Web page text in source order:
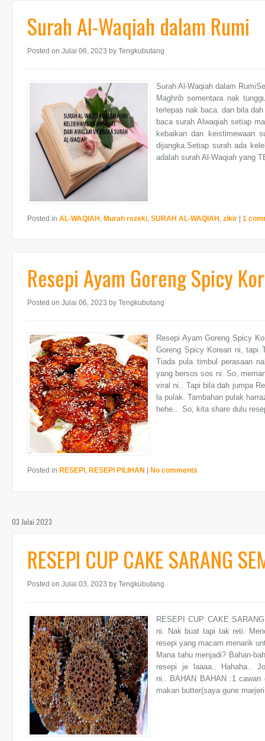
Surah Al-Waqiah dalam Rumi
Posted on Julai 06, 2023 by Tengkubutang
Surah Al-Waqiah dalam
Maghrib sementara nak
terlepas nak baca. dan bila
baca surah Alwaqiah setiap
kebaikan dan keistimewaan
dijangka.Setiap surah ada
adalah surah Al-Waqiah yang
Posted in AL-WAQIAH , Murah rezeki, SURAH AL-WAQIAH , zikir 1
Resepi Ayam Goreng Spicy
Posted on Julai 06, 2023 by Tengkubutang
Resepi Ayam Goreng Spicy
Goreng Spicy Korean ni, tapi
Tiada pula timbul perasaan
yang bersos sos ni. So,
viral ni.. Tapi bila dah jumpa
la pulak. Tambahan pulak
hehe.. So, kita share dulu
Posted in RESEPI , RESEPI PILIHAN No comments
03 Julai 2023
RESEPI CUP CAKE SARANG
Posted on Julai 03, 2023 by Tengkubutang
RESEPI CUP CAKE
ni. Nak buat tapi tak reti.
resepi yang macam menarik
Mana tahu menjadi? Bahan-
resepi je laaaa.. Hahaha..
ni.. BAHAN BAHAN :1 cawan
makan butter(saya gune